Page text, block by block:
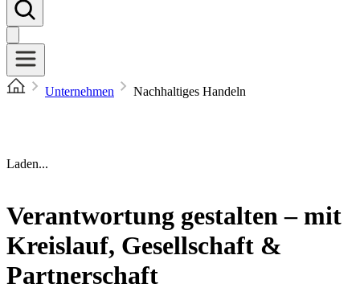
Unternehmen Nachhaltiges Handeln
Laden...
Verantwortung gestalten – mit
Kreislauf, Gesellschaft &
Partnerschaft